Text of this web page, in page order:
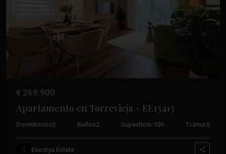
€ 269.900
Apartamento en Torrevieja – EE13413
Dormitorios3 Baños2 Superficie: 100 Trama:0
Esentya Estate